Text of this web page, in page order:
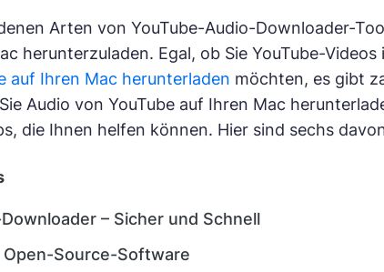
Arten von YouTube-Audio-Downloader-
herunterzuladen. Egal, ob Sie YouTube-
auf Ihren Mac herunterladen möchten, es gibt
Audio von YouTube auf Ihren Mac
die Ihnen helfen können. Hier sind sechs
– Sicher und Schnell
Open-Source-Software